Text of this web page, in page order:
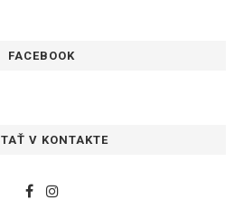
FACEBOOK
V KONTAKTE